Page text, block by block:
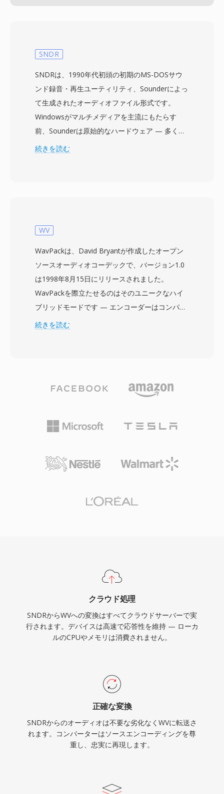
SNDR
SNDRは、1990年代初頭の初期のMS-DOSサウ
ンド録音・再生ユーティリティ、Sounderによっ
て生成されたオーディオファイル形式です。
Windowsがマルチメディアを主流にもたらす
前、Sounderは原始的なハードウェア — 多くの
場合PCスピーカー自体や初期の8ビットサウンド
に依存していました。サンプルレートは通常低く
MBのハードドライブが大容量と見なされていた
時代のストレージコストを反映しています。実用
的な利点の一つは絶対的なミニマリズムでした
— オーバーヘッドバイトがゼロで、ファイルの
すべてのビットがオーディオデータであり、スト
レージがキロバイト単位で測定される時代には重
かわらず、SNDRは一般的なPCにデジタルオー
ディオをもたらした形式の一つとしてコンピュー
ファイルはレトロコンピューティングアーカイブ
ラメータが与えられればSNDRファイルを解釈で
き、初期のデジタルオーディオ録音の保存を可能
続きを読む
WV
WavPackは、David Bryantが作成したオープン
ソースオーディオコーデックで、バージョン1.0
は1998年8月15日にリリースされました。
WavPackを際立たせるのはそのユニークなハイ
ブリッドモードです — エンコーダーはコンパク
トな非可逆ファイルと、組み合わせると元の
方を保持します。コーデックは8ビットから32ビ
ディオを処理し、サンプルレートは最大768 kHz
まで対応 — DSDコンテンツにも十分な仕様で、
純粋なロスレスモードでの圧縮率は通常元のサイ
ージョンでのマルチコアエンコーディングによ
WavPackはまたAPEv2タグ、埋め込みキューシ
をサポートし、最も几帳面な音楽ライブラリの整
理ニーズにも対応します。
続きを読む
クラウド処理
SNDRからWVへの変換はすべてクラウドサーバーで実
行されます。デバイスは高速で応答性を維持 — ローカ
ルのCPUやメモリは消費されません。
正確な変換
SNDRからのオーディオは不要な劣化なくWVに転送さ
れます。コンバーターはソースエンコーディングを尊
重し、忠実に再現します。